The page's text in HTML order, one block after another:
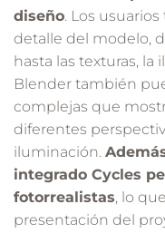
diseño. Los
detalle del modelo,
hasta las texturas, la
Blender también
complejas que
diferentes
iluminación.
integrado Cycles
fotorrealistas, lo
presentación del